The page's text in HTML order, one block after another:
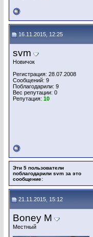
16.11.2015, 12:25
svm
Новичок
Регистрация: 28.07.2008
Сообщений: 9
Поблагодарили: 9
Вес репутации: 0
Репутация: 10
Эти 5 пользователи
поблагодарили svm за это
сообщение:
21.11.2015, 15:12
Boney M
Местный